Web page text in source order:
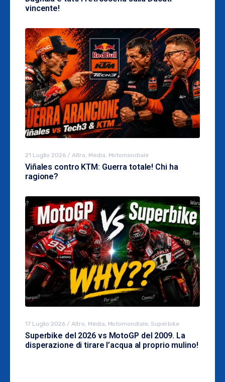
vincente!
21 Luglio 2026 / Altro, Media, Motomondiale
Viñales contro KTM: Guerra totale! Chi ha
ragione?
17 Luglio 2026 / Altro Media Motomondiale, Superbike
Superbike del 2026 vs MotoGP del 2009. La
disperazione di tirare l’acqua al proprio mulino!